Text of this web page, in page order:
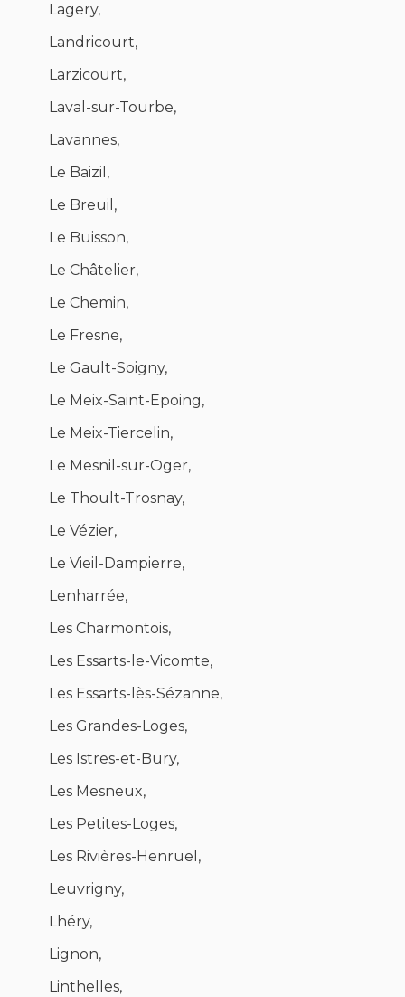
Lagery,
Landricourt,
Larzicourt,
Laval-sur-Tourbe,
Lavannes,
Le Baizil,
Le Breuil,
Le Buisson,
Le Châtelier,
Le Chemin,
Le Fresne,
Le Gault-Soigny,
Le Meix-Saint-Epoing,
Le Meix-Tiercelin,
Le Mesnil-sur-Oger,
Le Thoult-Trosnay,
Le Vézier,
Le Vieil-Dampierre,
Lenharrée,
Les Charmontois,
Les Essarts-le-Vicomte,
Les Essarts-lès-Sézanne,
Les Grandes-Loges,
Les Istres-et-Bury,
Les Mesneux,
Les Petites-Loges,
Les Rivières-Henruel,
Leuvrigny,
Lhéry,
Lignon,
Linthelles,